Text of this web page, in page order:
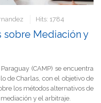
Hits: 1784
sobre Mediación y
(CAMP) se encuentra
de Charlas, con el objetivo de
los métodos alternativos de
y el arbitraje.